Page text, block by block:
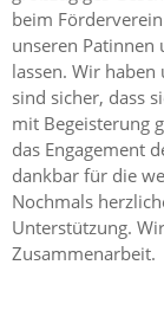
beim
unseren Patinnen
lassen. Wir
sind sicher, dass
mit Begeisterung
das Engagement
dankbar für die
Nochmals
Unterstützung.
Zusammenarbeit.